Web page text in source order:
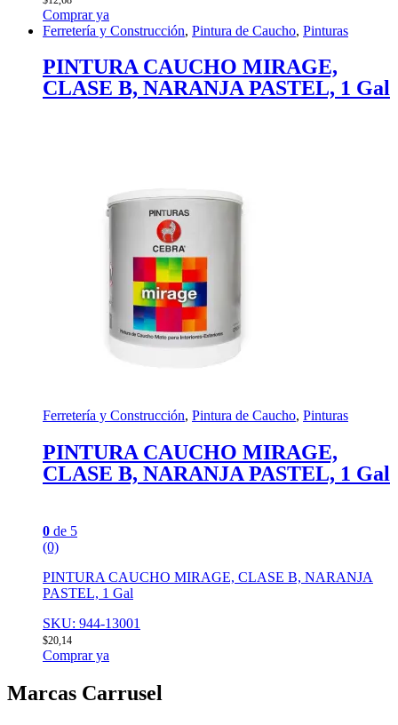
Comprar ya
Ferretería y Construcción, Pintura de Caucho, Pinturas
PINTURA CAUCHO MIRAGE,
CLASE B, NARANJA PASTEL, 1 Gal
Ferretería y Construcción, Pintura de Caucho, Pinturas
PINTURA CAUCHO MIRAGE,
CLASE B, NARANJA PASTEL, 1 Gal
0 de 5
(0)
PINTURA CAUCHO MIRAGE, CLASE B, NARANJA
PASTEL, 1 Gal
SKU: 944-13001
$20,14
Comprar ya
Marcas Carrusel